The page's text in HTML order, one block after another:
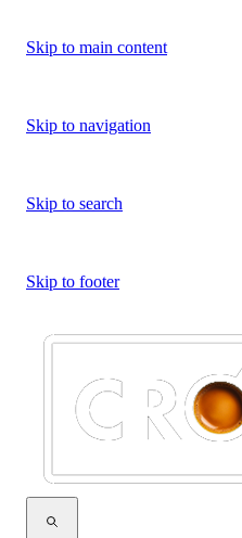
Skip to main content
Skip to navigation
Skip to search
Skip to footer